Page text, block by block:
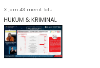
3 jam 43 menit lalu
HUKUM & KRIMINAL